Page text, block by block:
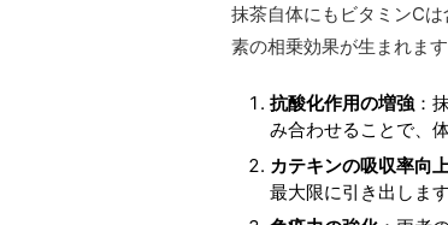
抹茶自体にもビタミンC
素の相乗効果が生まれま
抗酸化作用の増強 ：
み合わせることで、
カテキンの吸収率向上
最大限に引き出します